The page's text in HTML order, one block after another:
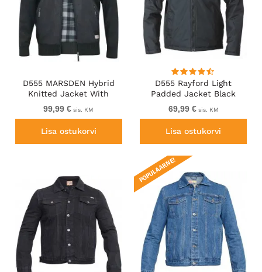
D555 MARSDEN Hybrid
Knitted Jacket With
Bonded Fleece Lining
Black
99,99 € sis. KM
Lisa ostukorvi
D555 Rayford Light
Padded Jacket Black
69,99 €sis. KM
Lisa ostukorvi
POPULAARNE!